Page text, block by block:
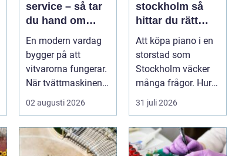
service – så tar
du hand om
dina vitvaror på
rätt sätt
En modern vardag
bygger på att
vitvarorna fungerar.
När tvättmaskinen
stannar, diskm...
02 augusti 2026
stockholm så
hittar du rätt
instrument för
hem och scen
Att köpa piano i en
storstad som
Stockholm väcker
många frågor. Hur
hittar man ett
bå...
31 juli 2026